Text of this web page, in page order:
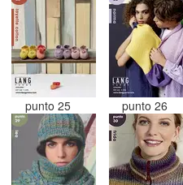
punto 25 punto 26